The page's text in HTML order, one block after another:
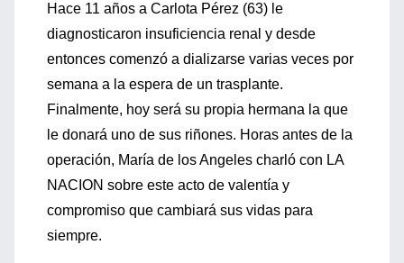
Hace 11 años a Carlota Pérez (63) le
diagnosticaron insuficiencia renal y desde
entonces comenzó a dializarse varias veces por
semana a la espera de un trasplante.
Finalmente, hoy será su propia hermana la que
le donará uno de sus riñones. Horas antes de la
operación, María de los Angeles charló con LA
NACION sobre este acto de valentía y
compromiso que cambiará sus vidas para
siempre.